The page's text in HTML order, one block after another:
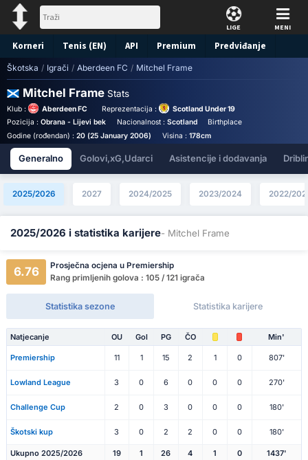
LIGE MENI
Korneri Tenis (EN) API Premium Predviđanje
Škotska / Igrači / Aberdeen FC / Mitchel Frame
Mitchel Frame Stats
Klub : Aberdeen FC Reprezentacija :
Scotland Under 19
Pozicija : Obrana - Lijevi bek Nacionalnost : Scotland Birthplace :
Godine (rođendan) : 20 (25 January 2006) Visina : 178cm
Generalno Golovi,xG,Udarci Asistencije i dodavanja
2025/2026 2027 2024/2025 2023/2024 2022/
2025/2026 i statistika karijere- Mitchel Frame
6.76
Prosječna ocjena u Premiership
Rang primljenih golova : 105 / 121 igrača
Statistika sezone Statistika karijere
Natjecanje OU Gol PG ČO Min'
Premiership 11 1 15 2 1 0 807'
Lowland League 3 0 6 0 0 0 270'
Challenge Cup 2 0 3 0 0 0 180'
Škotski kup 3 0 2 2 0 0 180'
Ukupno 2025/2026 19 1 26 4 1 0 1437'